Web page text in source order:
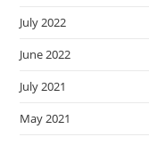
July 2022
June 2022
July 2021
May 2021